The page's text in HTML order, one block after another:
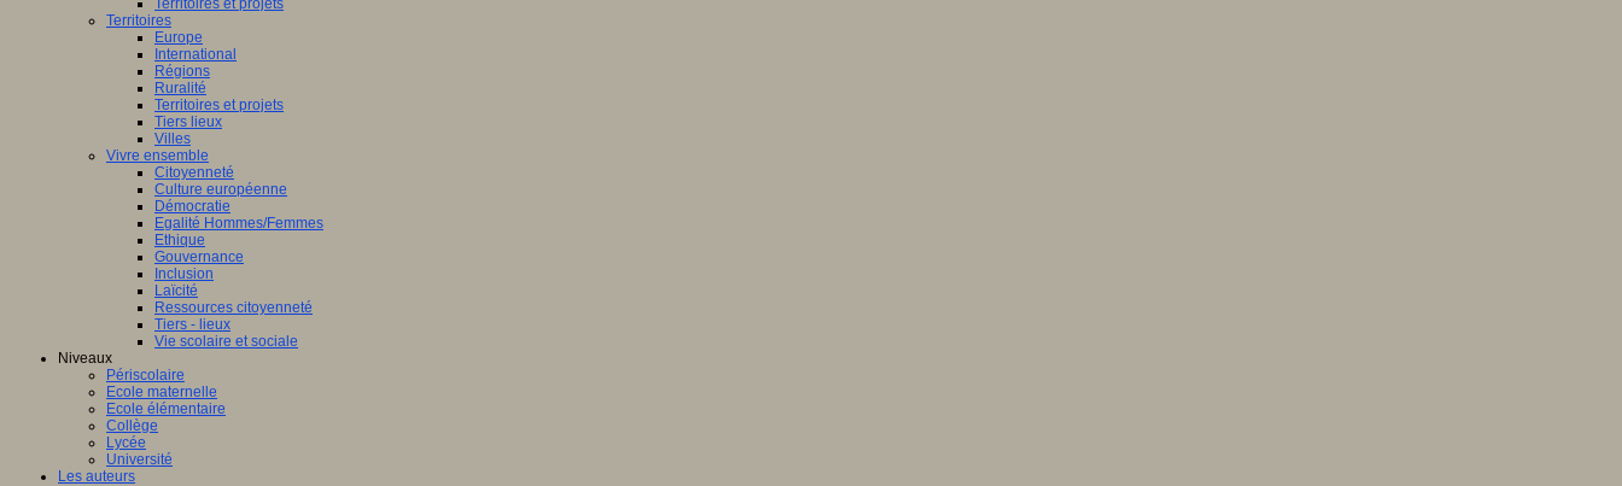
Territoires et projets
Territoires
Europe
International
Régions
Ruralité
Territoires et projets
Tiers lieux
Villes
Vivre ensemble
Citoyenneté
Culture européenne
Démocratie
Egalité Hommes/Femmes
Ethique
Gouvernance
Inclusion
Laïcité
Ressources citoyenneté
Tiers - lieux
Vie scolaire et sociale
Niveaux
Périscolaire
Ecole maternelle
Ecole élémentaire
Collège
Lycée
Université
Les auteurs